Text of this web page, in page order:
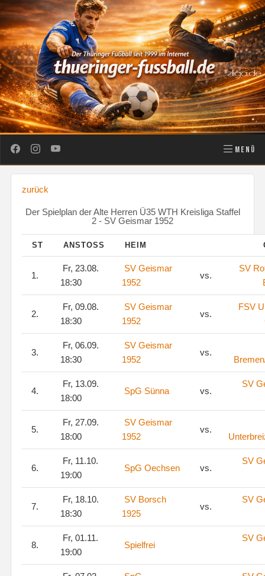
MENÜ
zurück
Der Spielplan der Alte Herren Ü35 WTH Kreisliga Staffel
2 - SV Geismar 1952
ST ANSTOSS HEIM
1.
Fr, 23.08.
18:30
SV Geismar
1952
vs.
SV
2.
Fr, 09.08.
18:30
SV Geismar
1952
vs.
FSV
3.
Fr, 06.09.
18:30
SV Geismar
1952
vs.
4.
Fr, 13.09.
18:00
SpG Sünna vs.
SV
5.
Fr, 27.09.
18:00
SV Geismar
1952
vs.
6.
Fr, 11.10.
19:00
SpG Oechsen vs.
SV
7.
Fr, 18.10.
18:30
SV Borsch
1925
vs.
SV
8.
Fr, 01.11.
19:00
Spielfrei
SV